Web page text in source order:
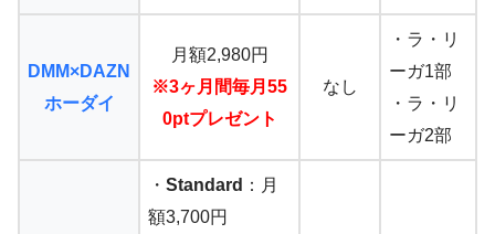
DMM×DAZN
ホーダイ
月額2,980円
※3ヶ月間毎月55
0ptプレゼント
なし
・ラ・リ
ーガ1部
・ラ・リ
ーガ2部
・ Standard ：月
額3,700円